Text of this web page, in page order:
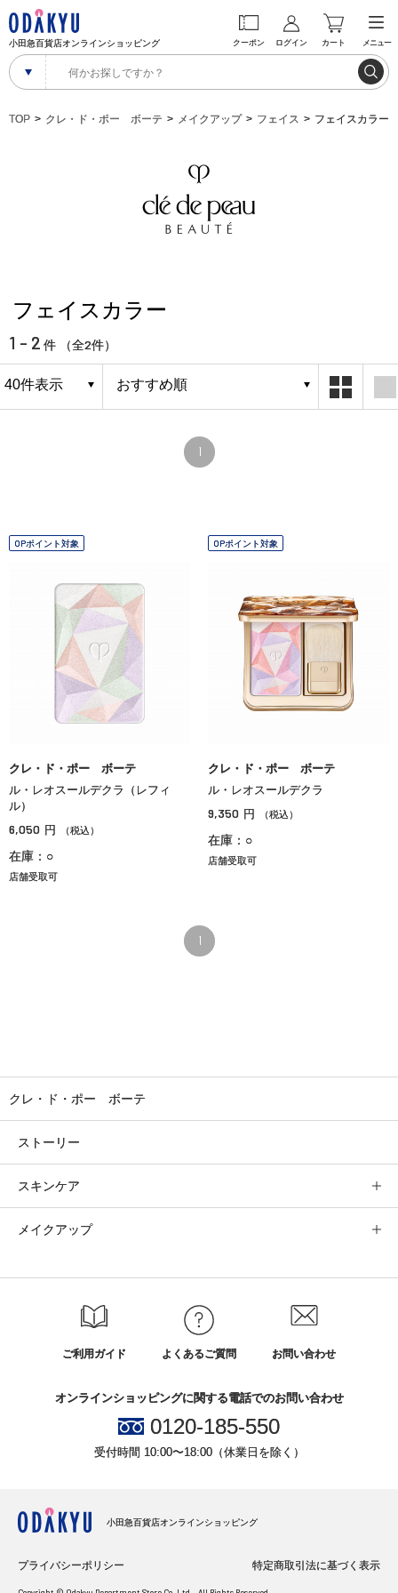
小田急百貨店オンラインショッピング クーポン ログイン カート メニュー
TOP クレ・ド・ポー ボーテ メイクアップ フェイス フェイスカラー
クレ・ド・ポー ボーテ
ストーリー
スキンケア
メイクアップ
フェイスカラー
1 - 2 件 （全2件）
1
OPポイント対象
クレ・ド・ポー ボーテ
ル・レオスールデクラ（レフィ
ル）
6,050 円 （税込）
在庫：○
店舗受取可
OPポイント対象
クレ・ド・ポー ボーテ
ル・レオスールデクラ
9,350 円 （税込）
在庫：○
店舗受取可
1
ご利用ガイド よくあるご質問 お問い合わせ
オンラインショッピングに関する電話でのお問い合わせ
0120-185-550
受付時間 10:00〜18:00（休業日を除く）
小田急百貨店オンラインショッピング
プライバシーポリシー 特定商取引法に基づく表示